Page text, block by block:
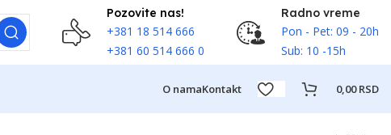
Pozovite nas!
+381 18 514 666
+381 60 514 666 0
Radno vreme
Pon - Pet: 09 - 20h
Sub: 10 -15h
O namaKontakt 0,00RSD